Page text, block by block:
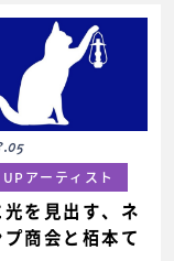
アーティスト
光を見出す、ネ
プ商会と栢本て